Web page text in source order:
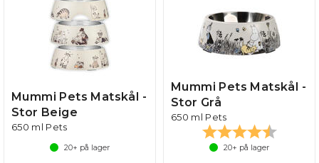
Mummi Pets Matskål -
Stor Beige
650 ml Pets
20+ på lager
Mummi Pets Matskål -
Stor Grå
650 ml Pets
Karakter: 4.4 av 5
20+ på lager